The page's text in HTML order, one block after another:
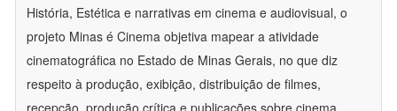
História, Estética e narrativas em cinema e audiovisual, o
projeto Minas é Cinema objetiva mapear a atividade
cinematográfica no Estado de Minas Gerais, no que diz
respeito à produção, exibição, distribuição de filmes,